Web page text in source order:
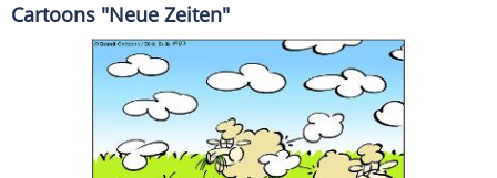
Cartoons "Neue Zeiten"